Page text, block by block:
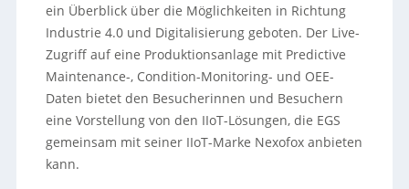
ein Überblick über die Möglichkeiten in Richtung
Industrie 4.0 und Digitalisierung geboten. Der Live-
Zugriff auf eine Produktionsanlage mit Predictive
Maintenance-, Condition-Monitoring- und OEE-
Daten bietet den Besucherinnen und Besuchern
eine Vorstellung von den IIoT-Lösungen, die EGS
gemeinsam mit seiner IIoT-Marke Nexofox anbieten
kann.